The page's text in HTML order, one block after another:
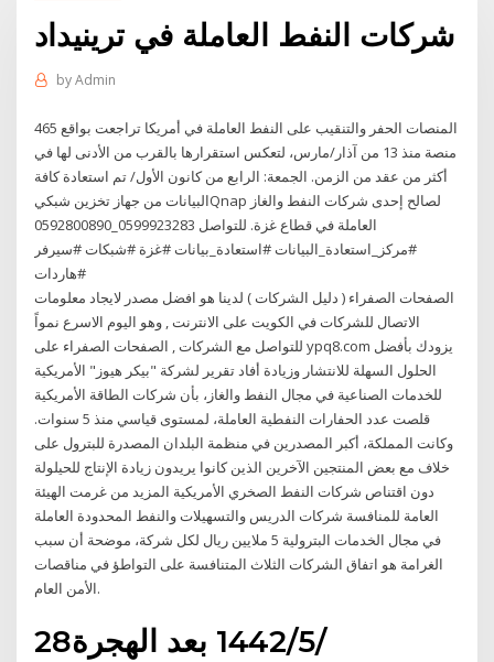
شركات النفط العاملة في ترينيداد
byAdmin
المنصات الحفر والتنقيب على النفط العاملة في أمريكا تراجعت بواقع 465
منصة منذ 13 من آذار/مارس، لتعكس استقرارها بالقرب من الأدنى لها في
أكثر من عقد من الزمن. الجمعة: الرابع من كانون الأول/ تم استعادة كافة
البيانات من جهاز تخزين شبكيQnap لصالح إحدى شركات النفط والغاز
العاملة في قطاع غزة. للتواصل 0599923283_0592800890
#مركز_استعادة_البيانات #استعادة_بيانات #غزة #شبكات #سيرفر
#هاردات
الصفحات الصفراء ( دليل الشركات ) لدينا هو افضل مصدر لايجاد معلومات
الاتصال للشركات في الكويت على الانترنت , وهو اليوم الاسرع نمواً
للتواصل مع الشركات , الصفحات الصفراء على ypq8.com يزودك بأفضل
الحلول السهلة للانتشار وزيادة أفاد تقرير لشركة "بيكر هيوز" الأمريكية
للخدمات الصناعية في مجال النفط والغاز، بأن شركات الطاقة الأمريكية
قلصت عدد الحفارات النفطية العاملة، لمستوى قياسي منذ 5 سنوات.
وكانت المملكة، أكبر المصدرين في منظمة البلدان المصدرة للبترول على
خلاف مع بعض المنتجين الآخرين الذين كانوا يريدون زيادة الإنتاج للحيلولة
دون اقتناص شركات النفط الصخري الأمريكية المزيد من غرمت الهيئة
العامة للمنافسة شركات الدريس والتسهيلات والنفط المحدودة العاملة
في مجال الخدمات البترولية 5 ملايين ريال لكل شركة، موضحة أن سبب
الغرامة هو اتفاق الشركات الثلاث المتنافسة على التواطؤ في مناقصات
الأمن العام.
28‏‏/5‏‏/1442 بعد الهجرة